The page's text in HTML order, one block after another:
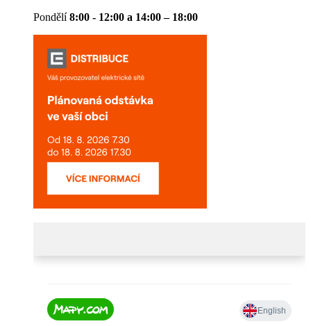
Pondělí8:00 - 12:00 a 14:00 – 18:00